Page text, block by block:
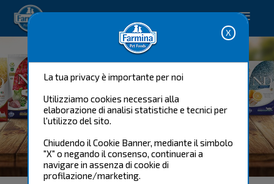
La tua privacy è importante per noi
Utilizziamo cookies necessari alla
elaborazione di analisi statistiche e tecnici per
l'utilizzo del sito.
Chiudendo il Cookie Banner, mediante il simbolo
"X" o negando il consenso, continuerai a
navigare in assenza di cookie di
profilazione/marketing.
Pet care solutions.
IL TUO PIANO
NUTRIZIONALE